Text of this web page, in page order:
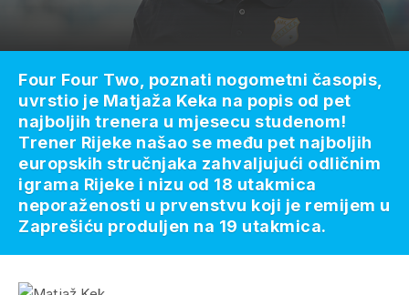
Four Four Two, poznati nogometni časopis,
uvrstio je Matjaža Keka na popis od pet
najboljih trenera u mjesecu studenom!
Trener Rijeke našao se među pet najboljih
europskih stručnjaka zahvaljujući odličnim
igrama Rijeke i nizu od 18 utakmica
neporaženosti u prvenstvu koji je remijem u
Zaprešiću produljen na 19 utakmica.